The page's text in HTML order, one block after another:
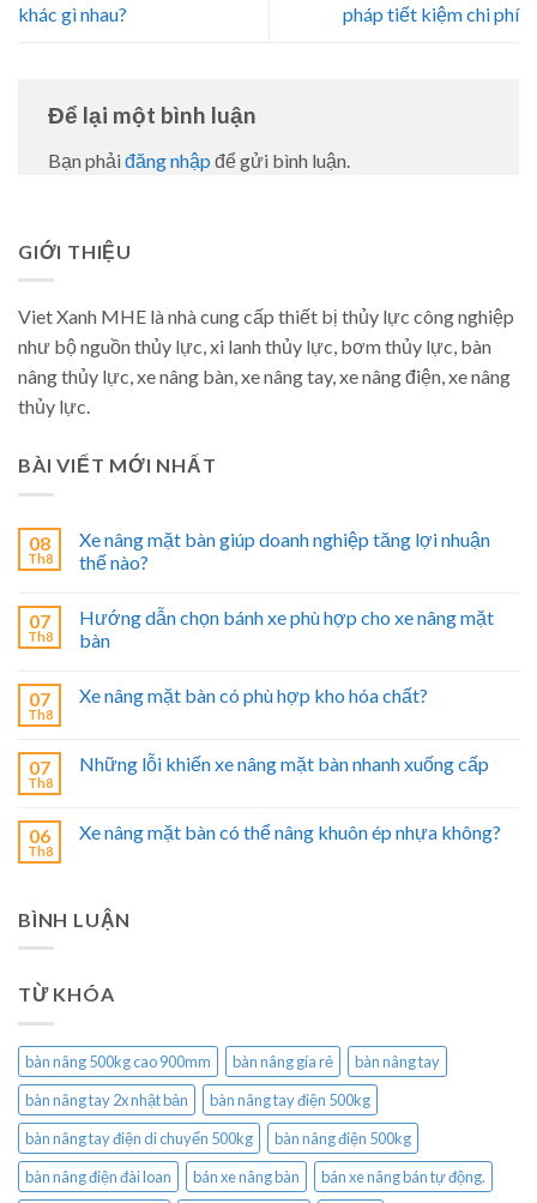
khác gì nhau? pháp tiết kiệm chi phí
Để lại một bình luận
Bạn phải đăng nhập để gửi bình luận.
GIỚI THIỆU
Viet Xanh MHE là nhà cung cấp thiết bị thủy lực công nghiệp
như bộ nguồn thủy lực, xi lanh thủy lực, bơm thủy lực, bàn
nâng thủy lực, xe nâng bàn, xe nâng tay, xe nâng điện, xe nâng
thủy lực.
BÀI VIẾT MỚI NHẤT
08
Th8
Xe nâng mặt bàn giúp doanh nghiệp tăng lợi nhuận
thế nào?
07
Th8
Hướng dẫn chọn bánh xe phù hợp cho xe nâng mặt
bàn
07
Th8
Xe nâng mặt bàn có phù hợp kho hóa chất?
07
Th8
Những lỗi khiến xe nâng mặt bàn nhanh xuống cấp
06
Th8
Xe nâng mặt bàn có thể nâng khuôn ép nhựa không?
BÌNH LUẬN
TỪ KHÓA
bàn nâng 500kg cao 900mm bàn nâng gía rẻ
bàn nâng tay
bàn nâng tay 2x nhật bản
bàn nâng tay điện 500kg
bàn nâng tay điện di chuyển 500kg
bàn nâng điện 500kg
bàn nâng điện đài loan
bán xe nâng bàn
bán xe nâng bán tự động.